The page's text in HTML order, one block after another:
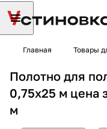
Главная Товары
Полотно для
0,75х25 м цена
м